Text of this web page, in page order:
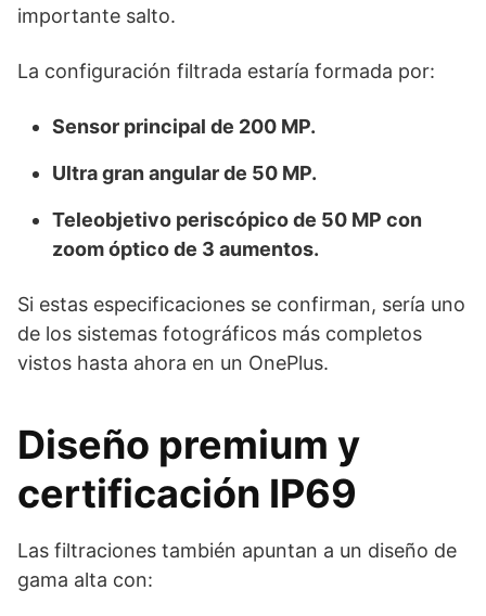
importante salto.
La configuración filtrada estaría formada por:
Sensor principal de 200 MP.
Ultra gran angular de 50 MP.
Teleobjetivo periscópico de 50 MP con
zoom óptico de 3 aumentos.
Si estas especificaciones se confirman, sería uno
de los sistemas fotográficos más completos
vistos hasta ahora en un OnePlus.
Diseño premium y
certificación IP69
Las filtraciones también apuntan a un diseño de
gama alta con: